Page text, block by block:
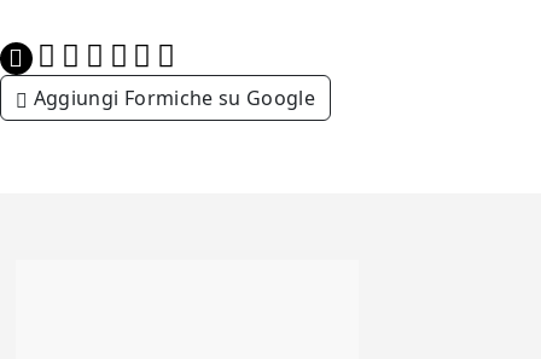
Aggiungi Formiche su Google